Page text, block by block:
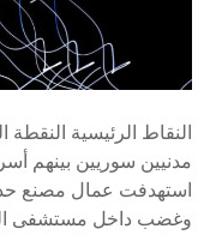
النقاط الرئيسية
مدنيين سوريين بينهم
استهدفت عمال مصنع
وغضب داخل مستشفى